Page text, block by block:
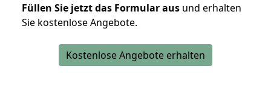
Füllen Sie jetzt das Formular aus und erhalten
Sie kostenlose Angebote.
Kostenlose Angebote erhalten